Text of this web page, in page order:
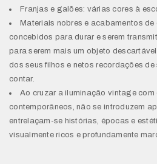
Franjas e galões: várias cores à
Materiais nobres e acabamentos de
concebidos para durar e serem
para serem mais um objeto
dos seus filhos e netos recordações
contar.
Ao cruzar a iluminação vintage com
contemporâneos, não se introduzem
entrelaçam-se histórias, épocas e
visualmente ricos e profundamente